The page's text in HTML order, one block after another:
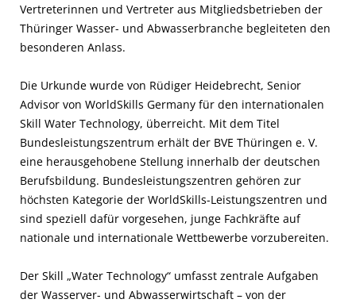
Vertreterinnen und Vertreter aus Mitgliedsbetrieben der
Thüringer Wasser- und Abwasserbranche begleiteten den
besonderen Anlass.
Die Urkunde wurde von Rüdiger Heidebrecht, Senior
Advisor von WorldSkills Germany für den internationalen
Skill Water Technology, überreicht. Mit dem Titel
Bundesleistungszentrum erhält der BVE Thüringen e. V.
eine herausgehobene Stellung innerhalb der deutschen
Berufsbildung. Bundesleistungszentren gehören zur
höchsten Kategorie der WorldSkills-Leistungszentren und
sind speziell dafür vorgesehen, junge Fachkräfte auf
nationale und internationale Wettbewerbe vorzubereiten.
Der Skill „Water Technology“ umfasst zentrale Aufgaben
der Wasserver- und Abwasserwirtschaft – von der